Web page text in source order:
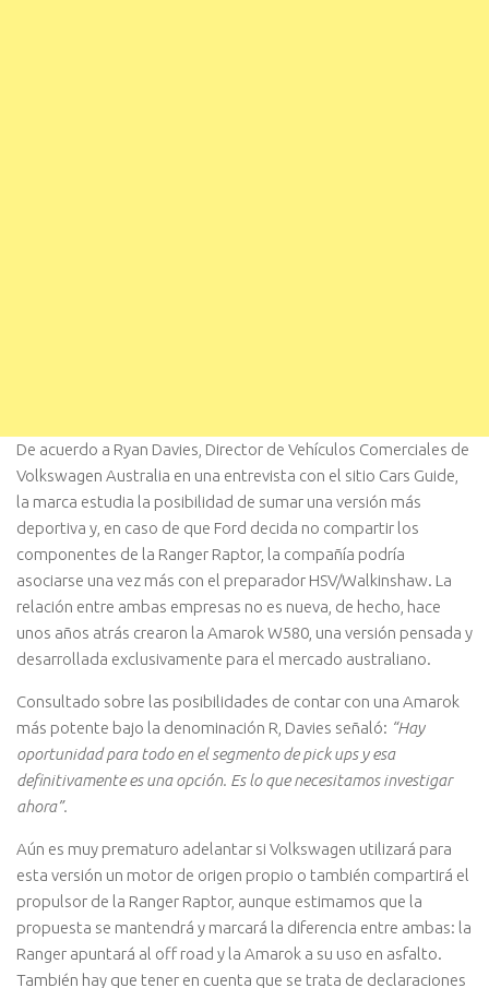
De acuerdo a Ryan Davies, Director de Vehículos Comerciales de
Volkswagen Australia en una entrevista con el sitio Cars Guide,
la marca estudia la posibilidad de sumar una versión más
deportiva y, en caso de que Ford decida no compartir los
componentes de la Ranger Raptor, la compañía podría
asociarse una vez más con el preparador HSV/Walkinshaw. La
relación entre ambas empresas no es nueva, de hecho, hace
unos años atrás crearon la Amarok W580, una versión pensada y
desarrollada exclusivamente para el mercado australiano.
Consultado sobre las posibilidades de contar con una Amarok
más potente bajo la denominación R, Davies señaló: “Hay
oportunidad para todo en el segmento de pick ups y esa
definitivamente es una opción. Es lo que necesitamos investigar
ahora”.
Aún es muy prematuro adelantar si Volkswagen utilizará para
esta versión un motor de origen propio o también compartirá el
propulsor de la Ranger Raptor, aunque estimamos que la
propuesta se mantendrá y marcará la diferencia entre ambas: la
Ranger apuntará al off road y la Amarok a su uso en asfalto.
También hay que tener en cuenta que se trata de declaraciones